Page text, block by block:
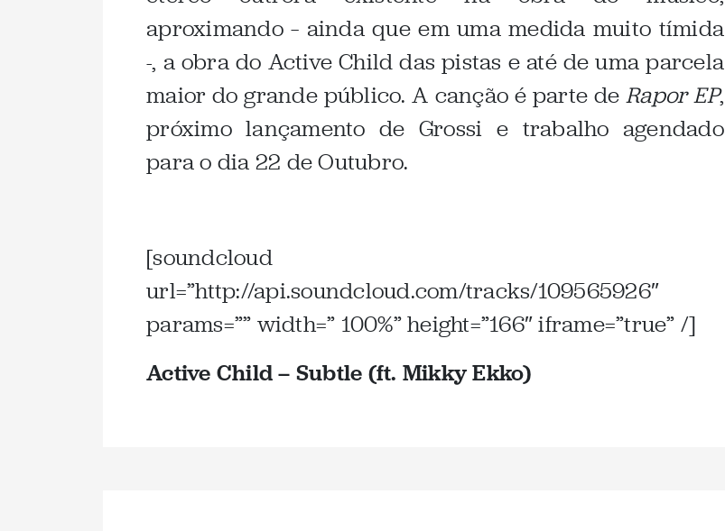
aproximando – ainda que em uma medida muito tímida
-, a obra do Active Child das pistas e até de uma parcela
maior do grande público. A canção é parte deRapor EP,
próximo lançamento de Grossi e trabalho agendado
para o dia 22 de Outubro.
[soundcloud
url=”http://api.soundcloud.com/tracks/109565926″
params=”” width=” 100%” height=”166″ iframe=”true” /]
Active Child – Subtle (ft. Mikky Ekko)